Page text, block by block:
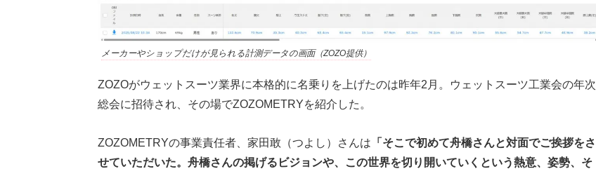
メーカーやショップだけが見られる計測データの画面（ZOZO提供）
ZOZOがウェットスーツ業界に本格的に名乗りを上げたのは昨年2月。ウェットスーツ工業会の年次
総会に招待され、その場でZOZOMETRYを紹介した。
ZOZOMETRYの事業責任者、家田敢（つよし）さんは 「そこで初めて舟橋さんと対面でご挨拶をさ
せていただいた。舟橋さんの掲げるビジョンや、この世界を切り開いていくという熱意、姿勢、そ